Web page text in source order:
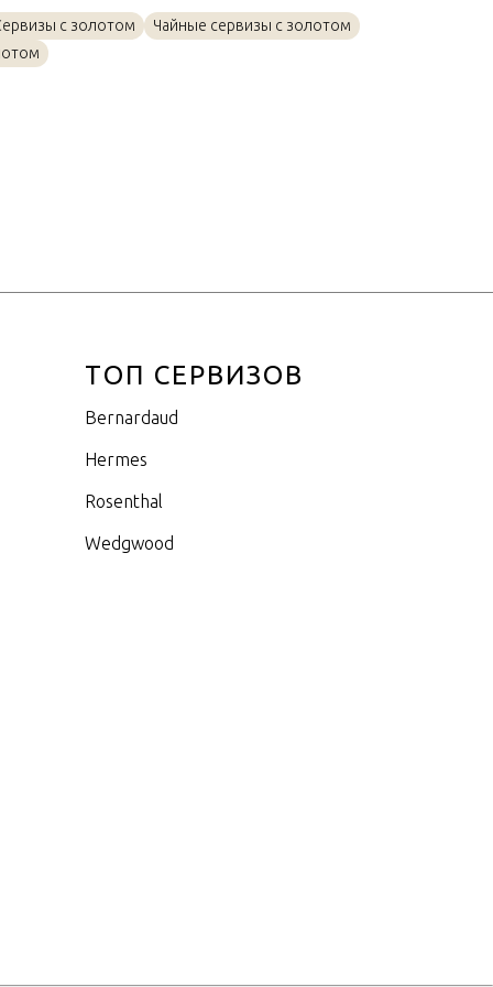
0,16л
с золотом
Чайные сервизы с золотом
ТОП СЕРВИЗОВ
Bernardaud
Hermes
Rosenthal
Wedgwood